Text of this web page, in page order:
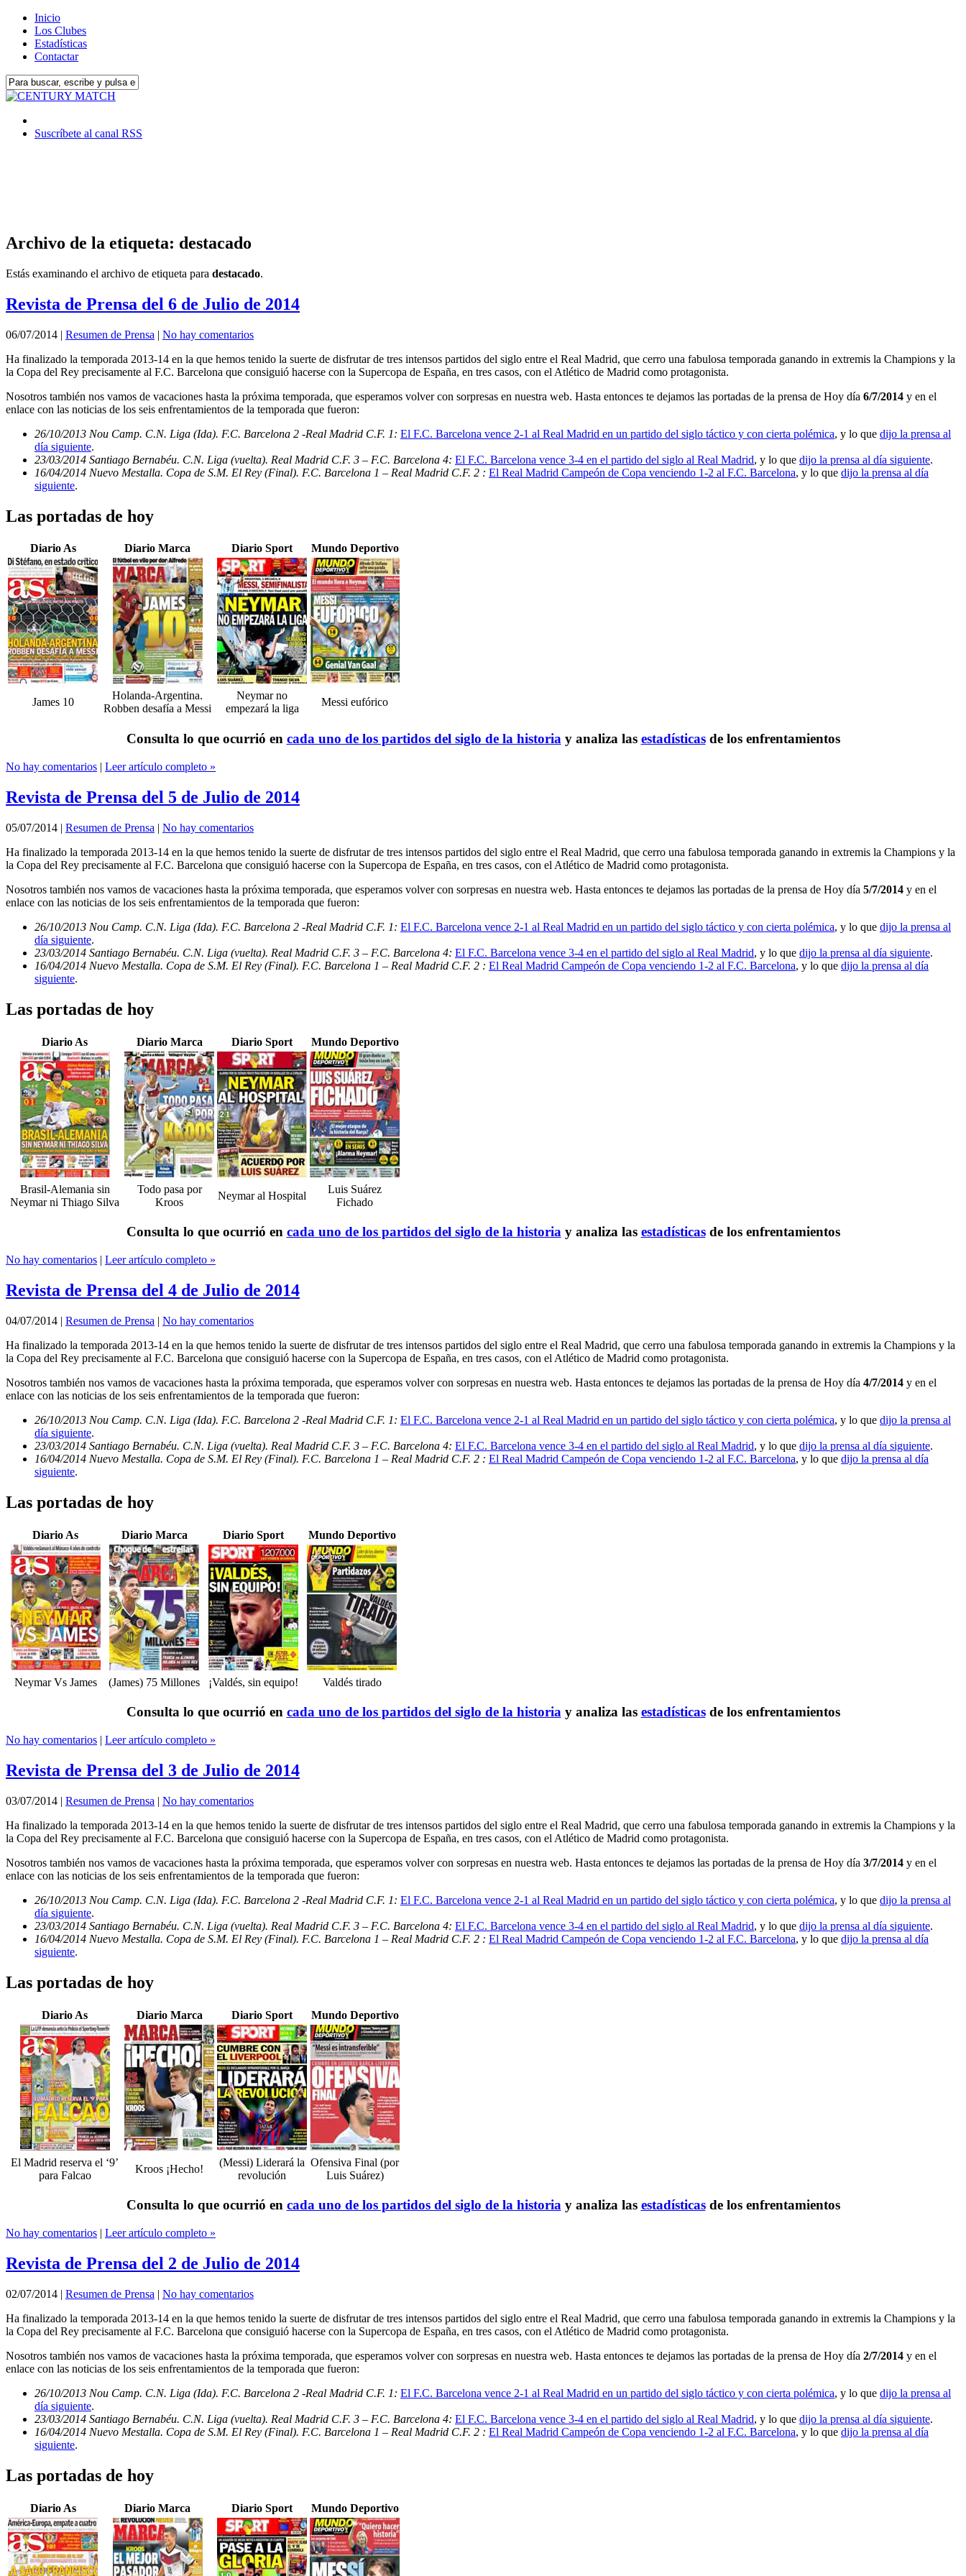
Inicio
Los Clubes
Estadísticas
Contactar
Suscríbete al canal RSS
Archivo de la etiqueta: destacado
Estás examinando el archivo de etiqueta para destacado.
Revista de Prensa del 6 de Julio de 2014
06/07/2014 | Resumen de Prensa | No hay comentarios
Ha finalizado la temporada 2013-14 en la que hemos tenido la suerte de disfrutar de tres intensos partidos del siglo entre el Real Madrid, que cerro una fabulosa temporada ganando in extremis la Champions y la
la Copa del Rey precisamente al F.C. Barcelona que consiguió hacerse con la Supercopa de España, en tres casos, con el Atlético de Madrid como protagonista.
Nosotros también nos vamos de vacaciones hasta la próxima temporada, que esperamos volver con sorpresas en nuestra web. Hasta entonces te dejamos las portadas de la prensa de Hoy día 6/7/2014 y en el
enlace con las noticias de los seis enfrentamientos de la temporada que fueron:
26/10/2013 Nou Camp. C.N. Liga (Ida). F.C. Barcelona 2 -Real Madrid C.F. 1: El F.C. Barcelona vence 2-1 al Real Madrid en un partido del siglo táctico y con cierta polémica, y lo que dijo la prensa al
día siguiente.
23/03/2014 Santiago Bernabéu. C.N. Liga (vuelta). Real Madrid C.F. 3 – F.C. Barcelona 4: El F.C. Barcelona vence 3-4 en el partido del siglo al Real Madrid, y lo que dijo la prensa al día siguiente.
16/04/2014 Nuevo Mestalla. Copa de S.M. El Rey (Final). F.C. Barcelona 1 – Real Madrid C.F. 2 : El Real Madrid Campeón de Copa venciendo 1-2 al F.C. Barcelona, y lo que dijo la prensa al día
siguiente.
Las portadas de hoy
Diario As Diario Marca Diario Sport Mundo Deportivo
James 10
Holanda-Argentina.
Robben desafía a Messi
Neymar no
empezará la liga
Messi eufórico
Consulta lo que ocurrió en cada uno de los partidos del siglo de la historia y analiza las estadísticasde los enfrentamientos
No hay comentarios | Leer artículo completo »
Revista de Prensa del 5 de Julio de 2014
05/07/2014 | Resumen de Prensa | No hay comentarios
Ha finalizado la temporada 2013-14 en la que hemos tenido la suerte de disfrutar de tres intensos partidos del siglo entre el Real Madrid, que cerro una fabulosa temporada ganando in extremis la Champions y la
la Copa del Rey precisamente al F.C. Barcelona que consiguió hacerse con la Supercopa de España, en tres casos, con el Atlético de Madrid como protagonista.
Nosotros también nos vamos de vacaciones hasta la próxima temporada, que esperamos volver con sorpresas en nuestra web. Hasta entonces te dejamos las portadas de la prensa de Hoy día 5/7/2014 y en el
enlace con las noticias de los seis enfrentamientos de la temporada que fueron:
26/10/2013 Nou Camp. C.N. Liga (Ida). F.C. Barcelona 2 -Real Madrid C.F. 1: El F.C. Barcelona vence 2-1 al Real Madrid en un partido del siglo táctico y con cierta polémica, y lo que dijo la prensa al
día siguiente.
23/03/2014 Santiago Bernabéu. C.N. Liga (vuelta). Real Madrid C.F. 3 – F.C. Barcelona 4: El F.C. Barcelona vence 3-4 en el partido del siglo al Real Madrid, y lo que dijo la prensa al día siguiente.
16/04/2014 Nuevo Mestalla. Copa de S.M. El Rey (Final). F.C. Barcelona 1 – Real Madrid C.F. 2 : El Real Madrid Campeón de Copa venciendo 1-2 al F.C. Barcelona, y lo que dijo la prensa al día
siguiente.
Las portadas de hoy
Diario As Diario Marca Diario Sport Mundo Deportivo
Brasil-Alemania sin
Neymar ni Thiago Silva
Todo pasa por
Kroos
Neymar al Hospital
Luis Suárez
Fichado
Consulta lo que ocurrió en cada uno de los partidos del siglo de la historiay analiza las estadísticasde los enfrentamientos
No hay comentarios | Leer artículo completo »
Revista de Prensa del 4 de Julio de 2014
04/07/2014 | Resumen de Prensa | No hay comentarios
Ha finalizado la temporada 2013-14 en la que hemos tenido la suerte de disfrutar de tres intensos partidos del siglo entre el Real Madrid, que cerro una fabulosa temporada ganando in extremis la Champions y la
la Copa del Rey precisamente al F.C. Barcelona que consiguió hacerse con la Supercopa de España, en tres casos, con el Atlético de Madrid como protagonista.
Nosotros también nos vamos de vacaciones hasta la próxima temporada, que esperamos volver con sorpresas en nuestra web. Hasta entonces te dejamos las portadas de la prensa de Hoy día 4/7/2014 y en el
enlace con las noticias de los seis enfrentamientos de la temporada que fueron:
26/10/2013 Nou Camp. C.N. Liga (Ida). F.C. Barcelona 2 -Real Madrid C.F. 1: El F.C. Barcelona vence 2-1 al Real Madrid en un partido del siglo táctico y con cierta polémica, y lo que dijo la prensa al
día siguiente.
23/03/2014 Santiago Bernabéu. C.N. Liga (vuelta). Real Madrid C.F. 3 – F.C. Barcelona 4: El F.C. Barcelona vence 3-4 en el partido del siglo al Real Madrid, y lo que dijo la prensa al día siguiente.
16/04/2014 Nuevo Mestalla. Copa de S.M. El Rey (Final). F.C. Barcelona 1 – Real Madrid C.F. 2 : El Real Madrid Campeón de Copa venciendo 1-2 al F.C. Barcelona, y lo que dijo la prensa al día
siguiente.
Las portadas de hoy
Diario As Diario Marca Diario Sport Mundo Deportivo
Neymar Vs James (James) 75 Millones ¡Valdés, sin equipo! Valdés tirado
Consulta lo que ocurrió en cada uno de los partidos del siglo de la historiay analiza las estadísticasde los enfrentamientos
No hay comentarios | Leer artículo completo »
Revista de Prensa del 3 de Julio de 2014
03/07/2014 | Resumen de Prensa | No hay comentarios
Ha finalizado la temporada 2013-14 en la que hemos tenido la suerte de disfrutar de tres intensos partidos del siglo entre el Real Madrid, que cerro una fabulosa temporada ganando in extremis la Champions y la
la Copa del Rey precisamente al F.C. Barcelona que consiguió hacerse con la Supercopa de España, en tres casos, con el Atlético de Madrid como protagonista.
Nosotros también nos vamos de vacaciones hasta la próxima temporada, que esperamos volver con sorpresas en nuestra web. Hasta entonces te dejamos las portadas de la prensa de Hoy día 3/7/2014 y en el
enlace con las noticias de los seis enfrentamientos de la temporada que fueron:
26/10/2013 Nou Camp. C.N. Liga (Ida). F.C. Barcelona 2 -Real Madrid C.F. 1: El F.C. Barcelona vence 2-1 al Real Madrid en un partido del siglo táctico y con cierta polémica, y lo que dijo la prensa al
día siguiente.
23/03/2014 Santiago Bernabéu. C.N. Liga (vuelta). Real Madrid C.F. 3 – F.C. Barcelona 4: El F.C. Barcelona vence 3-4 en el partido del siglo al Real Madrid, y lo que dijo la prensa al día siguiente.
16/04/2014 Nuevo Mestalla. Copa de S.M. El Rey (Final). F.C. Barcelona 1 – Real Madrid C.F. 2 : El Real Madrid Campeón de Copa venciendo 1-2 al F.C. Barcelona, y lo que dijo la prensa al día
siguiente.
Las portadas de hoy
Diario As Diario Marca Diario Sport Mundo Deportivo
El Madrid reserva el ‘9’
para Falcao
Kroos ¡Hecho!
(Messi) Liderará la
revolución
Ofensiva Final (por
Luis Suárez)
Consulta lo que ocurrió en cada uno de los partidos del siglo de la historiay analiza las estadísticasde los enfrentamientos
No hay comentarios | Leer artículo completo »
Revista de Prensa del 2 de Julio de 2014
02/07/2014 | Resumen de Prensa | No hay comentarios
Ha finalizado la temporada 2013-14 en la que hemos tenido la suerte de disfrutar de tres intensos partidos del siglo entre el Real Madrid, que cerro una fabulosa temporada ganando in extremis la Champions y la
la Copa del Rey precisamente al F.C. Barcelona que consiguió hacerse con la Supercopa de España, en tres casos, con el Atlético de Madrid como protagonista.
Nosotros también nos vamos de vacaciones hasta la próxima temporada, que esperamos volver con sorpresas en nuestra web. Hasta entonces te dejamos las portadas de la prensa de Hoy día 2/7/2014 y en el
enlace con las noticias de los seis enfrentamientos de la temporada que fueron:
26/10/2013 Nou Camp. C.N. Liga (Ida). F.C. Barcelona 2 -Real Madrid C.F. 1: El F.C. Barcelona vence 2-1 al Real Madrid en un partido del siglo táctico y con cierta polémica, y lo que dijo la prensa al
día siguiente.
23/03/2014 Santiago Bernabéu. C.N. Liga (vuelta). Real Madrid C.F. 3 – F.C. Barcelona 4: El F.C. Barcelona vence 3-4 en el partido del siglo al Real Madrid, y lo que dijo la prensa al día siguiente.
16/04/2014 Nuevo Mestalla. Copa de S.M. El Rey (Final). F.C. Barcelona 1 – Real Madrid C.F. 2 : El Real Madrid Campeón de Copa venciendo 1-2 al F.C. Barcelona, y lo que dijo la prensa al día
siguiente.
Las portadas de hoy
Diario As Diario Marca Diario Sport Mundo Deportivo